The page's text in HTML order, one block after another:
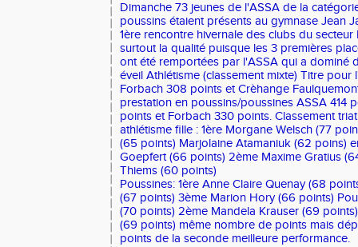
Dimanche 73 jeunes de l'ASSA de la
poussins étaient présents au gymnase Jean
1ère rencontre hivernale des clubs du secteur
surtout la qualité puisque les 3 premières
ont été remportées par l'ASSA qui a dominé
éveil Athlétisme (classement mixte) Titre
Forbach 308 points et Crèhange
prestation en poussins/poussines ASSA 414
points et Forbach 330 points. Classement
athlétisme fille : 1ère Morgane Welsch (77
(65 points) Marjolaine Atamaniuk (62 poins)
Goepfert (66 points) 2ème Maxime Gratius
Thiems (60 points)
Poussines: 1ère Anne Claire Quenay (68
(67 points) 3ème Marion Hory (66 points)
(70 points) 2ème Mandela Krauser (69
(69 points) même nombre de points mais
points de la seconde meilleure performance.